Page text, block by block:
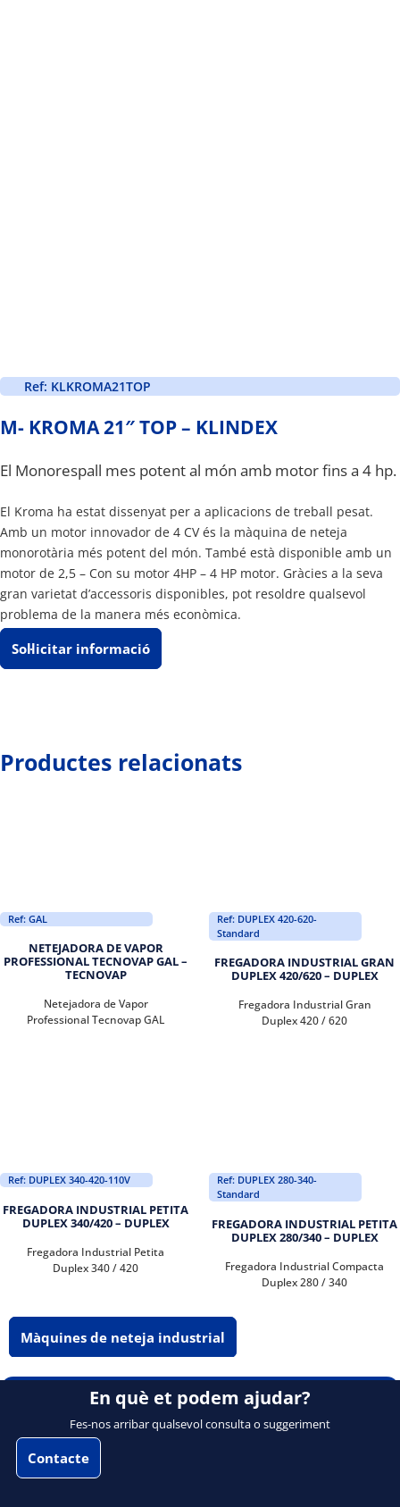
Ref: KLKROMA21TOP
M- KROMA 21″ TOP – KLINDEX
El Monorespall mes potent al món amb motor fins a 4 hp.
El Kroma ha estat dissenyat per a aplicacions de treball pesat.
Amb un motor innovador de 4 CV és la màquina de neteja
monorotària més potent del món. També està disponible amb un
motor de 2,5 – Con su motor 4HP – 4 HP motor. Gràcies a la seva
gran varietat d’accessoris disponibles, pot resoldre qualsevol
problema de la manera més econòmica.
Sol·licitar informació
Productes relacionats
Ref: GAL
NETEJADORA DE VAPOR
PROFESSIONAL TECNOVAP GAL –
TECNOVAP
Netejadora de Vapor
Professional Tecnovap GAL
Ref: DUPLEX 420-620-
Standard
FREGADORA INDUSTRIAL GRAN
DUPLEX 420/620 – DUPLEX
Fregadora Industrial Gran
Duplex 420 / 620
Ref: DUPLEX 340-420-110V
FREGADORA INDUSTRIAL PETITA
DUPLEX 340/420 – DUPLEX
Fregadora Industrial Petita
Duplex 340 / 420
Ref: DUPLEX 280-340-
Standard
FREGADORA INDUSTRIAL PETITA
DUPLEX 280/340 – DUPLEX
Fregadora Industrial Compacta
Duplex 280 / 340
Màquines de neteja industrial
En què et podem ajudar?
Fes-nos arribar qualsevol consulta o suggeriment
Contacte